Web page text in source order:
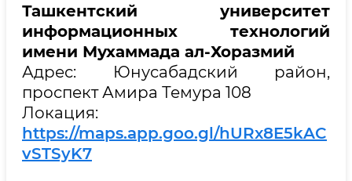
Ташкентский университет
информационных технологий
имени Мухаммада ал-Хоразмий
Адрес: Юнусабадский район,
проспект Амира Темура 108
Локация:
https://maps.app.goo.gl/hURx8E5kAC
vSTSyK7